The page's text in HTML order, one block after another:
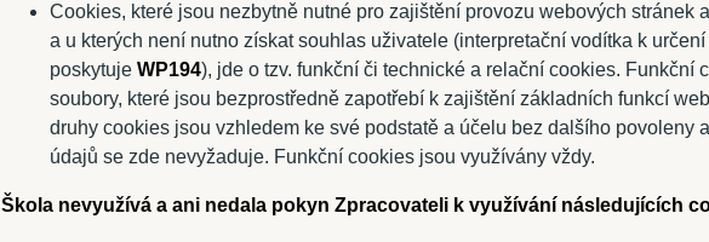
Cookies, které jsou nezbytně nutné pro zajištění provozu webových stránek
a u kterých není nutno získat souhlas uživatele (interpretační vodítka k
poskytuje WP194), jde o tzv. funkční či technické a relační cookies. Funkční
soubory, které jsou bezprostředně zapotřebí k zajištění základních funkcí
druhy cookies jsou vzhledem ke své podstatě a účelu bez dalšího povoleny
údajů se zde nevyžaduje. Funkční cookies jsou využívány vždy.
Škola nevyužívá a ani nedala pokyn Zpracovateli k využívání následujících